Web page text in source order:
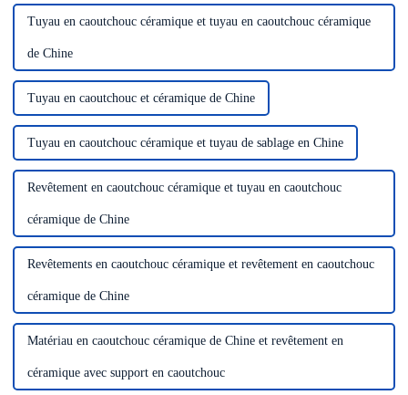
Tuyau en caoutchouc céramique et tuyau en caoutchouc céramique
de Chine
Tuyau en caoutchouc et céramique de Chine
Tuyau en caoutchouc céramique et tuyau de sablage en Chine
Revêtement en caoutchouc céramique et tuyau en caoutchouc
céramique de Chine
Revêtements en caoutchouc céramique et revêtement en caoutchouc
céramique de Chine
Matériau en caoutchouc céramique de Chine et revêtement en
céramique avec support en caoutchouc